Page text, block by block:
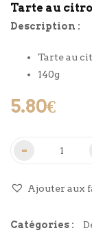
Tarte au
Description :
Tarte au
140g
5.80€
Ajouter aux
Catégories :